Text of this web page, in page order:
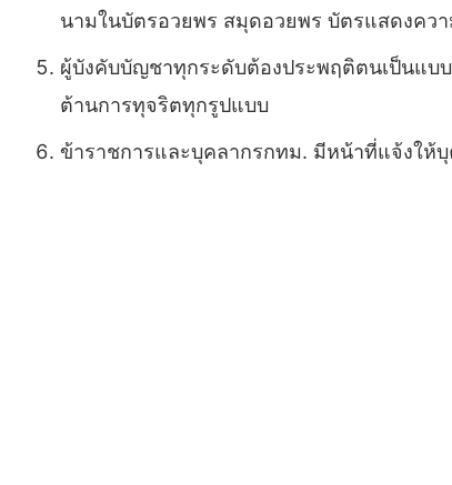
นามในบัตรอวยพร สมุดอวยพร บัตรแสดงคว
ผู้บังคับบัญชาทุกระดับต้องประพฤติตนเป็นแบ
ต้านการทุจริตทุกรูปแบบ
ข้าราชการและบุคลากรกทม. มีหน้าที่แจ้งให้